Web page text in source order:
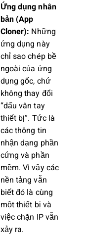
Ứng dụng nhân
bản (App
Cloner): Những
ứng dụng này
chỉ sao chép bề
ngoài của ứng
dụng gốc, chứ
không thay đổi
“dấu vân tay
thiết bị”. Tức là
các thông tin
nhận dạng phần
cứng và phần
mềm. Vì vậy các
nền tảng vẫn
biết đó là cùng
một thiết bị và
việc chặn IP vẫn
xảy ra.